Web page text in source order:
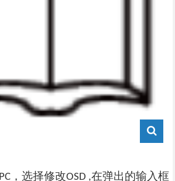
IPC，选择修改OSD ,在弹出的输入框